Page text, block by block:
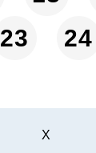
23
24
X